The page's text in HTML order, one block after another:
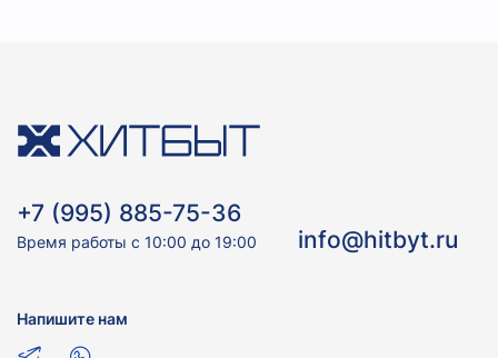
+7 (995) 885-75-36
Время работы с 10:00 до 19:00 info@hitbyt.ru
Напишите нам